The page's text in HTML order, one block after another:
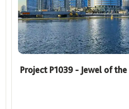
Project P1039 - Jewel of the